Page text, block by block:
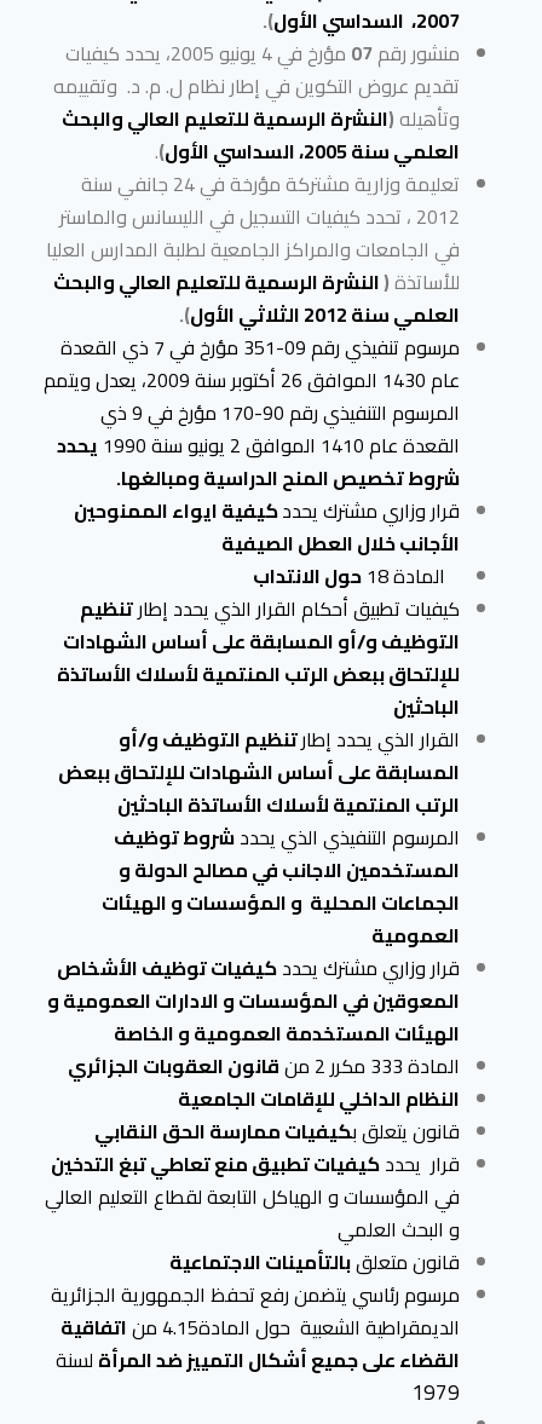
2007، السداسي الأول
).
منشور رقم07
مؤرخ في 4 يونيو 2005، يحدد كيفيات
تقديم عروض التكوين في إطار نظام ل. م. د. وتقييمه
وتأهيله(النشرة الرسمية للتعليم العالي والبحث
العلمي سنة 2005، السداسي الأول
)
.
تعليمة وزارية مشتركة مؤرخة في 24 جانفي سنة
2012 ، تحدد كيفيات التسجيل في الليسانس والماستر
في الجامعات والمراكز الجامعية لطلبة المدارس العليا
للأساتذة(النشرة الرسمية للتعليم العالي والبحث
العلمي سنة 2012 الثلاثي الأول
).
مرسوم تنفيذي رقم 09-351 مؤرخ في 7 ذي القعدة
عام 1430 الموافق 26 أكتوبر سنة 2009، يعدل ويتمم
المرسوم التنفيذي رقم 90-170 مؤرخ في 9 ذي
القعدة عام 1410 الموافق 2 يونيو سنة 1990
يحدد
شروط تخصيص المنح الدراسية ومبالغها.
قرار وزاري مشترك يحددكيفية ايواء الممنوحين
الأجانب خلال العطل الصيفية
المادة 18
حول الانتداب
كيفيات تطبيق أحكام القرار الذييحدد إطارتنظيم
التوظيف و/أو المسابقة على أساس الشهادات
للإلتحاق ببعض الرتب المنتمية لأسلاك الأساتذة
الباحثين
القرار الذييحدد إطارتنظيم التوظيف و/أو
المسابقة على أساس الشهادات للإلتحاق ببعض
الرتب المنتمية لأسلاك الأساتذة الباحثين
المرسوم التنفيذي الذي يحددشروط توظيف
المستخدمين الاجانب في مصالح الدولة و
الجماعات المحلية و المؤسسات و الهيئات
العمومية
قرار وزاري مشترك يحددكيفيات توظيف الأشخاص
المعوقين في المؤسسات و الادارات العمومية و
الهيئات المستخدمة العمومية و الخاصة
المادة 333 مكرر 2 من
قانون العقوبات الجزائري
النظام الداخلي للإقامات الجامعية
قانون يتعلق بكيفيات ممارسة الحق النقابي
قرار يحددكيفيات تطبيق منع تعاطي تبغ التدخين
في المؤسسات و الهياكل التابعة لقطاع التعليم العالي
و البحث العلمي
قانون متعلقبالتأمينات الاجتماعية
مرسوم رئاسي يتضمن رفع تحفظ الجمهورية الجزائرية
الديمقراطية الشعبية حول المادة4.15 من
اتفاقية
القضاء على جميع أشكال التمييز ضد المرأة لسنة
1979